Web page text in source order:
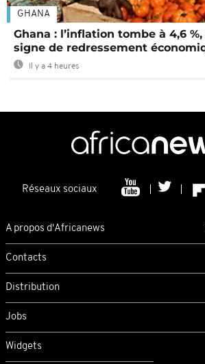
GHANA
Ghana : l’inflation tombe à 4,6
signe de redressement
Il y a 4 heures
Réseaux sociaux
A propos d'Africanews
Contacts
Distribution
Jobs
Widgets